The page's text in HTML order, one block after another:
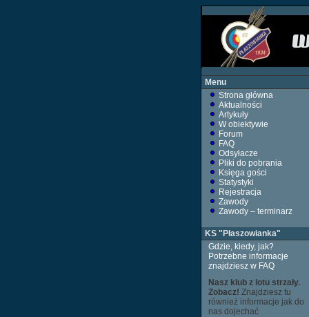
Menu
Strona główna
Aktualności
Artykuły
W obiektywie
Forum
FAQ
Odsyłacze
Pliki do pobrania
Księga gości
Statystyki
Rejestracja
Zawody
Zawody – terminarz
KS "Płaszowianka"
Gdzie, kiedy, jak?
Potrzebne informacje
znajdziesz w FAQ
Nasz klub z lotu strzały.
Zobacz! Znajdziesz tu
również informacje jak do
nas dojechać